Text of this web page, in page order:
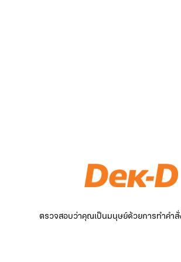
ตรวจสอบว่าคุณเป็นมนุษย์ด้วยการทำคำสั่